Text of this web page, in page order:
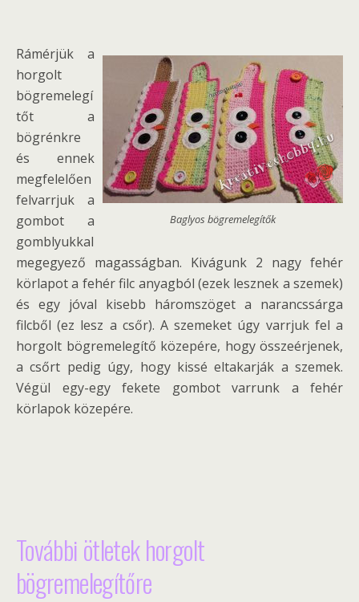
Baglyos bögremelegítők
Rámérjük a
horgolt
bögremelegí
tőt a
bögrénkre
és ennek
megfelelően
felvarrjuk a
gombot a
gomblyukkal
megegyező magasságban. Kivágunk 2 nagy fehér
körlapot a fehér filc anyagból (ezek lesznek a szemek)
és egy jóval kisebb háromszöget a narancssárga
filcből (ez lesz a csőr). A szemeket úgy varrjuk fel a
horgolt bögremelegítő közepére, hogy összeérjenek,
a csőrt pedig úgy, hogy kissé eltakarják a szemek.
Végül egy-egy fekete gombot varrunk a fehér
körlapok közepére.
További ötletek horgolt
bögremelegítőre